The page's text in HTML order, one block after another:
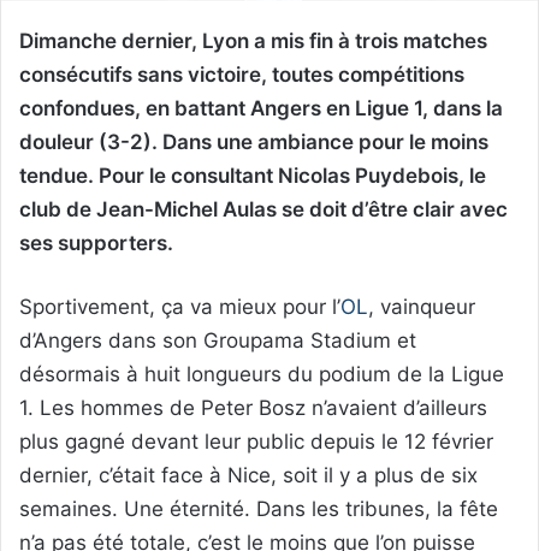
Dimanche dernier, Lyon a mis fin à trois matches
consécutifs sans victoire, toutes compétitions
confondues, en battant Angers en Ligue 1, dans la
douleur (3-2). Dans une ambiance pour le moins
tendue. Pour le consultant Nicolas Puydebois, le
club de Jean-Michel Aulas se doit d’être clair avec
ses supporters.
Sportivement, ça va mieux pour l’OL, vainqueur
d’Angers dans son Groupama Stadium et
désormais à huit longueurs du podium de la Ligue
1. Les hommes de Peter Bosz n’avaient d’ailleurs
plus gagné devant leur public depuis le 12 février
dernier, c’était face à Nice, soit il y a plus de six
semaines. Une éternité. Dans les tribunes, la fête
n’a pas été totale, c’est le moins que l’on puisse